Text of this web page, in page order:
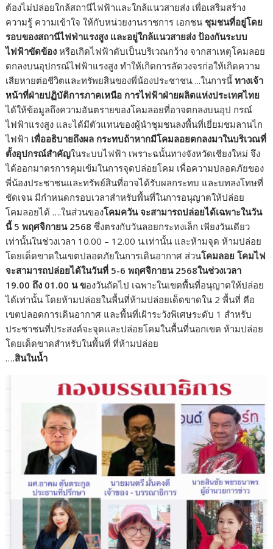
ต้องไม่ปล่อยใกล้สถานีไฟฟ้าและใกล้แนวสายส่ง เพื่อเสริมสร้าง
ความรู้ ความเข้าใจ ให้กับหน่วยงานราชการ เอกชน ชุมชนที่อยู่โดย
รอบของสถานีไฟฟ่าแรงสูง และอยู่ใกล้แนวสายส่ง ป้องกันระบบ
ไฟฟ้าขัดข้อง หรือเกิดไฟฟ้าดับเป็นบริเวณกว้าง จากสาเหตุโคมลอย
ตกลงบนอุปกรณ์ไฟฟ้าแรงสูง ทำให้เกิดการลัดวงจรก่อให้เกิดความ
เสียหายต่อชีวิตและทรัพยสินของพี่น้องประชาชน….ในการนี้ทางเจ้า
หน้าที่ฝ่ายปฏิบัติการภาคเหนือ การไฟฟ้าฝ่ายผลิตแห่งประเทศไทย
ได้ให้ข้อมูลถึงความอันตรายของโคมลอยที่อาจตกลงบนอุป กรณ์
ไฟฟ้าแรงสูง และได้มีตัวแทนของผู้นำชุมชนลงพื้นที่เยี่ยมชมลานไก
ไฟฟ้า เพื่ออธิบายถึงผล กระทบถ้าหากมีโคมลอยตกลงมาในบริเวณที่
ตั้งอุปกรณ์สำคัญในระบบไฟฟ้า เพราะฉนั้นทางจังหวัดเชียงใหม่ จึง
ได้ออกมาตรการคุมเข้มในการจุดปล่อยโคม เพื่อความปลอดภัยของ
พี่น้องประชาชนและทรัพย์สินที่อาจได้รับผลกระทบ และบทลงโทษที่
ชัดเจน มีกำหนดกรอบเวลาสำหรับพื้นที่ในการอนุญาตให้ปล่อย
โคมลอยได้ ….ในส่วนของโคมควัน จะสามารถปล่อยได้เฉพาะในวัน
นี้ 5 พฤศจิกายน 2568 ซึ่งตรงกับวันลอยกระทงเล็ก เพียงวันเดียว
เท่านั้นในช่วงเวลา 10.00 – 12.00 น.เท่านั้น และห้ามจุด ห้ามปล่อย
โดยเด็ดขาดในเขตปลอดภัยในการเดินอากาศ ส่วนโคมลอย โคมไฟ
จะสามารถปล่อยได้ในวันที่ 5-6 พฤศจิกายน 2568ในช่วงเวลา
19.00 ถึง 01.00 น ของวันถัดไป เฉพาะในเขตพื้นที่อนุญาตให้ปล่อย
ได้เท่านั้น โดยห้ามปล่อยในพื้นที่ห้ามปล่อยเด็ดขาดใน 2 พื้นที่ คือ
เขตปลอดการเดินอากาศ และพื้นที่เฝ้าระวังพิเศษระดับ 1 สำหรับ
ประชาชนที่ประสงค์จะจุดและปล่อยโคมในพื้นที่นอกเขต ห้ามปล่อย
โดยเด็ดขาดสำหรับในพื้นที่ ที่ห้ามปล่อย
….สินในน้ำ